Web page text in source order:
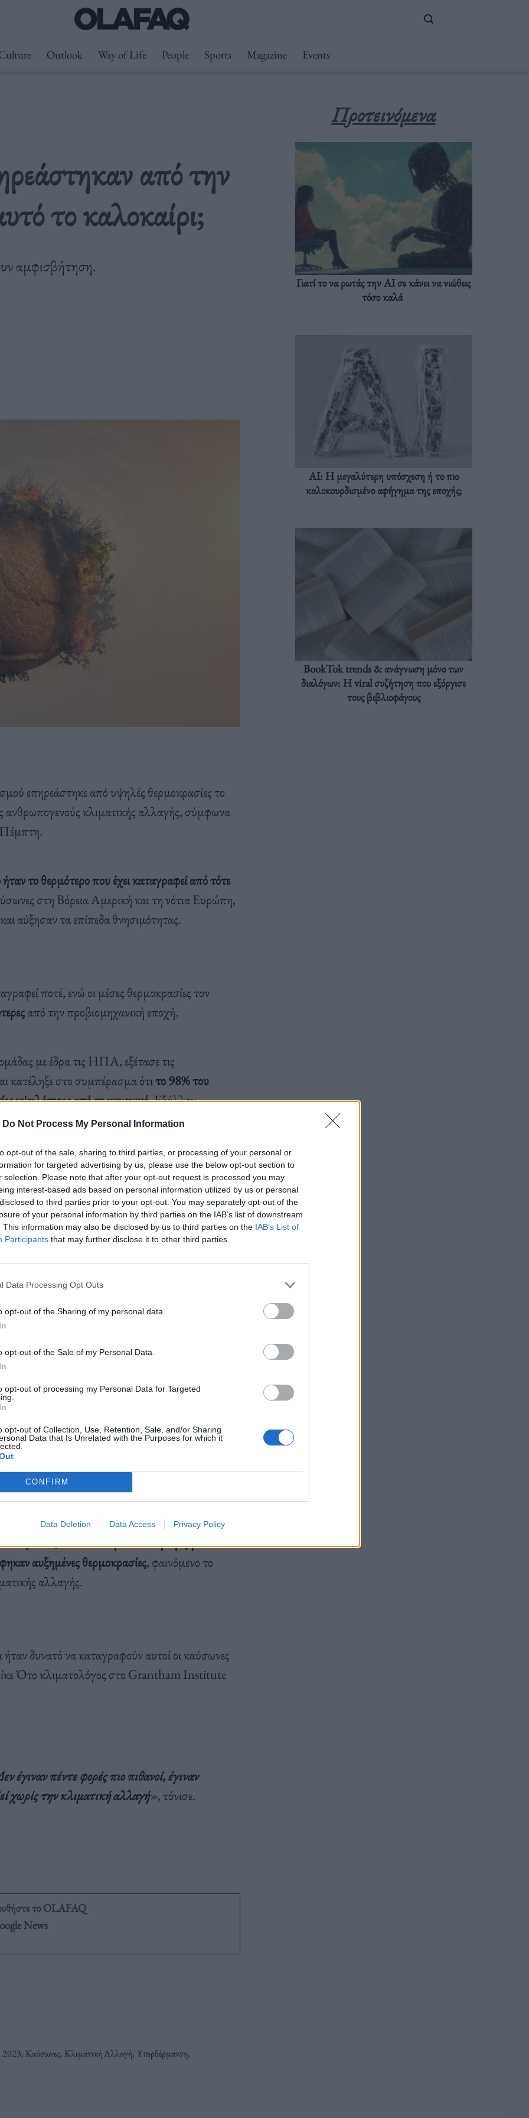
Do Not Process My Personal Information
opt-out of the sale, sharing to third parties, or processing of your personal or
for targeted advertising by us, please use the below opt-out section to
selection. Please note that after your opt-out request is processed you may
interest-based ads based on personal information utilized by us or personal
to third parties prior to your opt-out. You may separately opt-out of the
of your personal information by third parties on the IAB’s list of downstream
This information may also be disclosed by us to third parties on the IAB’s List of
Participants that may further disclose it to other third parties.
Data Processing Opt Outs
opt-out of the Sharing of my personal data.
opt-out of the Sale of my Personal Data.
opt-out of processing my Personal Data for Targeted
opt-out of Collection, Use, Retention, Sale, and/or Sharing
Data that Is Unrelated with the Purposes for which it
CONFIRM
Data Deletion Data Access Privacy Policy
Outlook Way of Life People Sports Magazine Events
από την
το καλοκαίρι;
αμφισβήτηση.
επηρεάστηκε από υψηλές θερμοκρασίες το
ανθρωπογενούς κλιματικής αλλαγής, σύμφωνα
Πέμπτη.
το θερμότερο που έχει καταγραφεί από τότε
στη Βόρεια Αμερική και τη νότια Ευρώπη,
αύξησαν τα επίπεδα θνησιμότητας.
ποτέ, ενώ οι μέσες θερμοκρασίες τον
από την προβιομηχανική εποχή.
με έδρα τις ΗΠΑ, εξέτασε τις
κατέληξε στο συμπέρασμα ότιτο 98% του
υψηλότερες από το κανονικό. Εξάλλου
πιθανό λόγω της μόλυνσης από το διοξείδιο του
της υπερθέρμανσης τους προηγούμενους
αρμόδιος για την επιστήμη στο Climate
του νότιου ημισφαιρίου όπου
είδαμε θερμοκρασίες που θα ήταν δύσκολο
καταγραφούν) χωρίς την ανθρωπογενή
πιο πιθανά λόγω της κλιματικής
με αυτές που παρήγαγαν μοντέλα τα
έως και 6,2 δισεκ. άνθρωποι στη Γη έζησαν
αυξημένες θερμοκρασίες, φαινόμενο το
αλλαγής.
δυνατό να καταγραφούν αυτοί οι καύσωνες
Ότο κλιματολόγος στο Grantham Institute
έγιναν πέντε φορές πιο πιθανοί, έγιναν
χωρίς την κλιματική αλλαγή», τόνισε.
το OLAFAQ
News
2023, Καύσωνες, Κλιματική Αλλαγή, Υπερθέρμανση,
Προτεινόμενα
Γιατί το να ρωτάς την AI σε κάνει να νιώθεις
τόσο καλά
AI: Η μεγαλύτερη υπόσχεση ή το πιο
καλοκουρδισμένο αφήγημα της εποχής;
BookTok trends & ανάγνωση μόνο των
διαλόγων: Η viral συζήτηση που εξόργισε
τους βιβλιοφάγους